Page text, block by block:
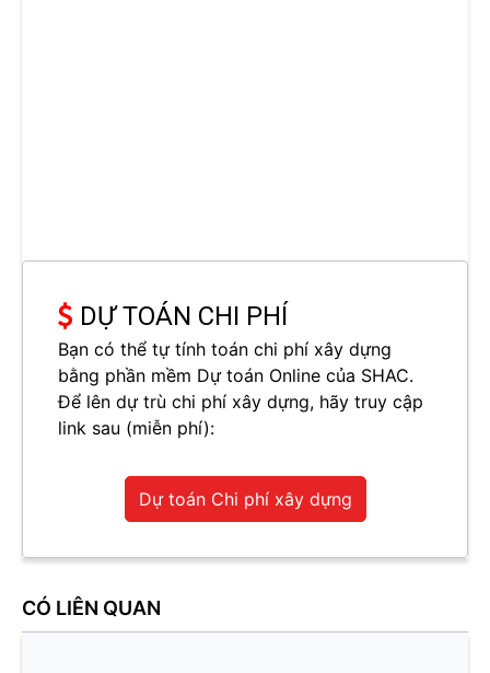
DỰ TOÁN CHI PHÍ
Bạn có thể tự tính toán chi phí xây dựng
bằng phần mềm Dự toán Online của SHAC.
Để lên dự trù chi phí xây dựng, hãy truy cập
link sau (miễn phí):
Dự toán Chi phí xây dựng
CÓ LIÊN QUAN